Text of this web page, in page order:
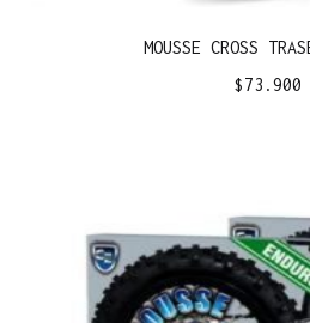
MOUSSE CROSS
$73.900